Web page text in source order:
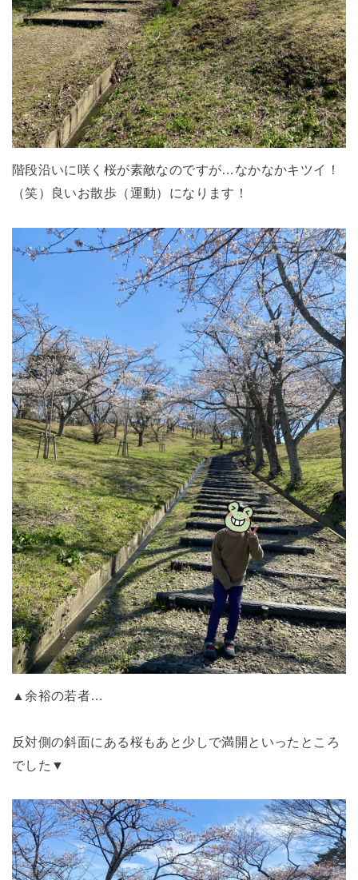
階段沿いに咲く桜が素敵なのですが…なかなかキツイ！
（笑）良いお散歩（運動）になります！
▲余裕の若者…
反対側の斜面にある桜もあと少しで満開といったところ
でした▼